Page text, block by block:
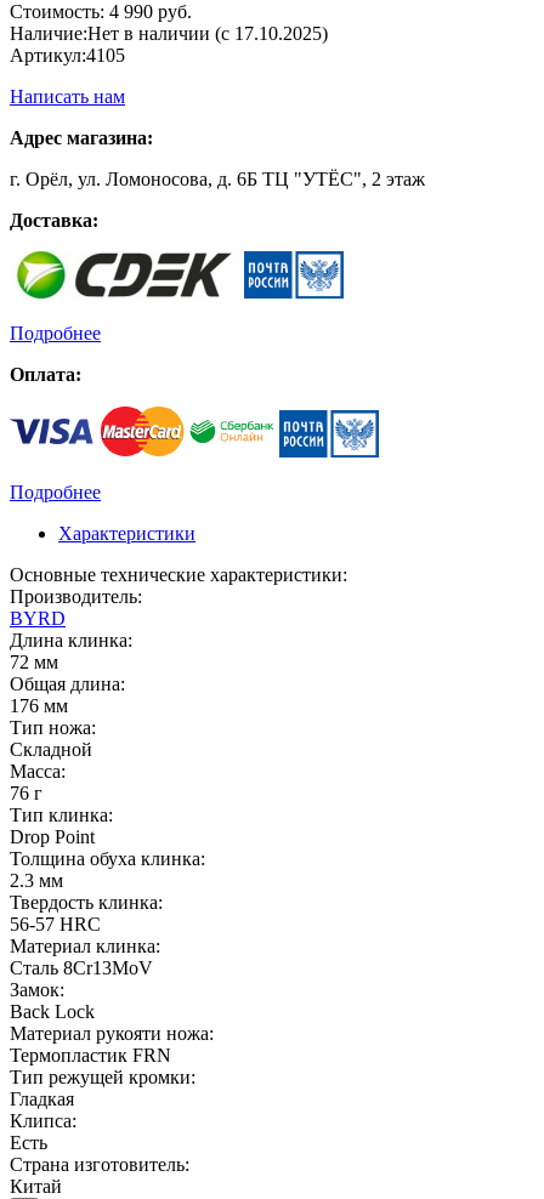
Стоимость: 4 990 руб.
Наличие:Нет в наличии (с 17.10.2025)
Артикул:4105
Написать нам
Адрес магазина:
г. Орёл, ул. Ломоносова, д. 6Б ТЦ "УТЁС", 2 этаж
Доставка:
Подробнее
Оплата:
Подробнее
Характеристики
Основные технические характеристики:
Производитель:
BYRD
Длина клинка:
72 мм
Общая длина:
176 мм
Тип ножа:
Складной
Масса:
76 г
Тип клинка:
Drop Point
Толщина обуха клинка:
2.3 мм
Твердость клинка:
56-57 HRC
Материал клинка:
Сталь 8Cr13MoV
Замок:
Back Lock
Материал рукояти ножа:
Термопластик FRN
Тип режущей кромки:
Гладкая
Клипса:
Есть
Страна изготовитель:
Китай